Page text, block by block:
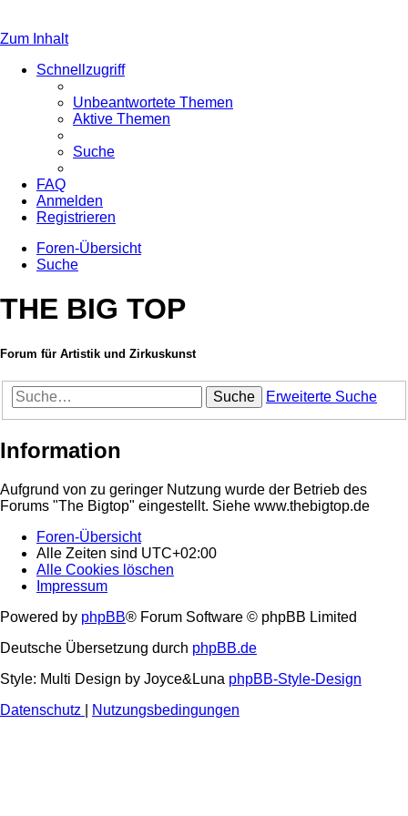
Zum Inhalt
Schnellzugriff
Unbeantwortete Themen
Aktive Themen
Suche
FAQ
Anmelden
Registrieren
Foren-Übersicht
Suche
THE BIG TOP
Forum für Artistik und Zirkuskunst
Suche Erweiterte Suche
Information
Aufgrund von zu geringer Nutzung wurde der Betrieb des
Forums "The Bigtop" eingestellt. Siehe www.thebigtop.de
Foren-Übersicht
Alle Zeiten sind UTC+02:00
Alle Cookies löschen
Impressum
Powered by phpBB® Forum Software © phpBB Limited
Deutsche Übersetzung durch phpBB.de
Style: Multi Design by Joyce&Luna phpBB-Style-Design
Datenschutz
Nutzungsbedingungen